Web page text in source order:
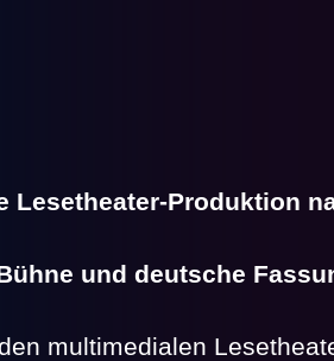
Lesetheater-Produktion
und deutsche
multimedialen